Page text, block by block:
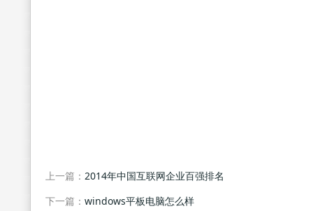
上一篇： 2014年中国互联网企业百强排名
下一篇： windows平板电脑怎么样